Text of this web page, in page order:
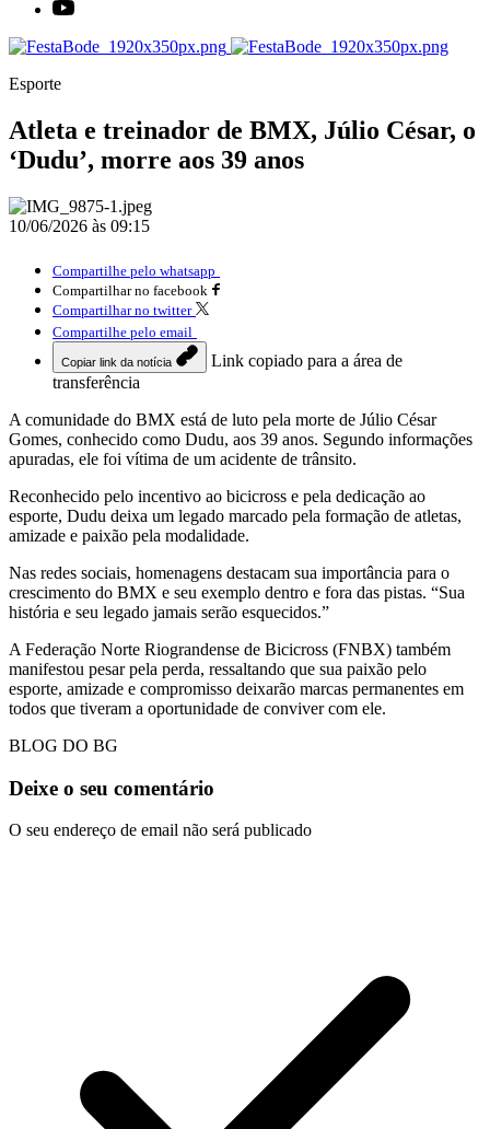
Esporte
Atleta e treinador de BMX, Júlio César, o
‘Dudu’, morre aos 39 anos
10/06/2026 às 09:15
Compartilhe pelo whatsapp
Compartilhar no facebook
Compartilhar no twitter
Compartilhe pelo email
Copiar link da notícia
Link copiado para a área de
transferência
A comunidade do BMX está de luto pela morte de Júlio César
Gomes, conhecido como Dudu, aos 39 anos. Segundo informações
apuradas, ele foi vítima de um acidente de trânsito.
Reconhecido pelo incentivo ao bicicross e pela dedicação ao
esporte, Dudu deixa um legado marcado pela formação de atletas,
amizade e paixão pela modalidade.
Nas redes sociais, homenagens destacam sua importância para o
crescimento do BMX e seu exemplo dentro e fora das pistas. “Sua
história e seu legado jamais serão esquecidos.”
A Federação Norte Riograndense de Bicicross (FNBX) também
manifestou pesar pela perda, ressaltando que sua paixão pelo
esporte, amizade e compromisso deixarão marcas permanentes em
todos que tiveram a oportunidade de conviver com ele.
BLOG DO BG
Deixe o seu comentário
O seu endereço de email não será publicado